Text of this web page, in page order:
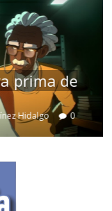
prima de
Hidalgo 0